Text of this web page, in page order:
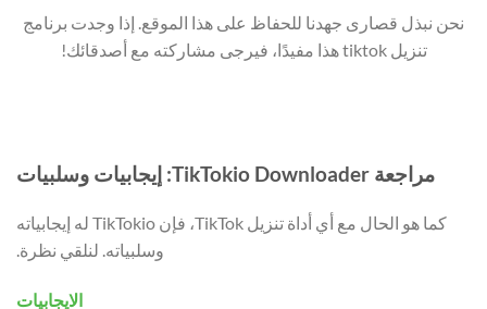
نحن نبذل قصارى جهدنا للحفاظ على هذا الموقع. إذا وجدت برنامج
تنزيل tiktok هذا مفيدًا، فيرجى مشاركته مع أصدقائك!
مراجعة TikTokio Downloader: إيجابيات وسلبيات
كما هو الحال مع أي أداة تنزيل TikTok، فإن TikTokio له إيجابياته
وسلبياته. لنلقي نظرة.
الايجابيات